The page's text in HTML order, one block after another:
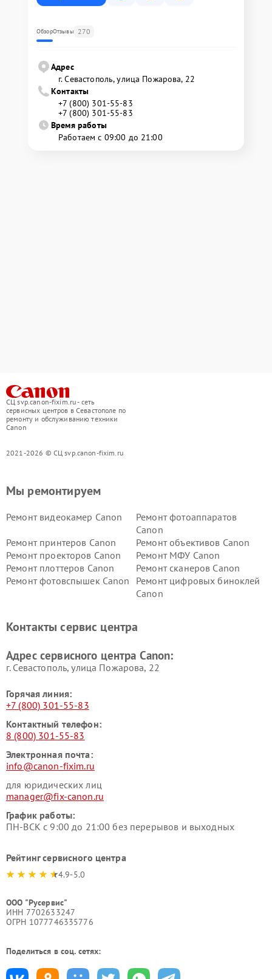
ОбзорОтзывы 270
Адрес
г. Севастополь, улица Пожарова, 22
Контакты
+7 (800) 301-55-83
+7 (800) 301-55-83
Время работы
Работаем с 09:00 до 21:00
СЦ svp.canon-fixim.ru - сеть
сервисных центров в Севастополе по
ремонту и обслуживанию техники
Canon
2021-2026 © СЦ svp.canon-fixim.ru
Мы ремонтируем
Ремонт видеокамер Canon
Ремонт фотоаппаратов
Canon
Ремонт принтеров Canon
Ремонт объективов Canon
Ремонт проекторов Canon
Ремонт МФУ Canon
Ремонт плоттеров Canon
Ремонт сканеров Canon
Ремонт фотовспышек Canon
Ремонт цифровых биноклей
Canon
Контакты сервис центра
Адрес сервисного центра Canon:
г. Севастополь, улица Пожарова, 22
Горячая линия:
+7 (800) 301-55-83
Контактный телефон:
8 (800) 301-55-83
Электронная почта:
info@canon-fixim.ru
для юридических лиц
manager@fix-canon.ru
График работы:
ПН-ВСК с 9:00 до 21:00 без перерывов и выходных
Рейтинг сервисного центра
4.9-5.0
ООО "Русервис"
ИНН 7702633247
ОГРН 1077746335776
Поделиться в соц. сетях: